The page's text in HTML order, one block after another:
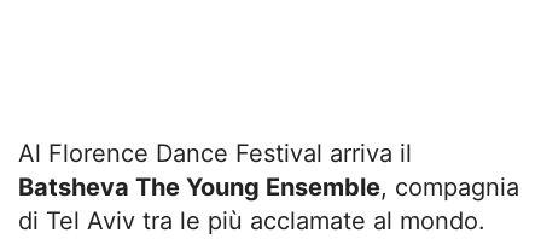
Al Florence Dance Festival arriva il
Batsheva The Young Ensemble, compagnia
di Tel Aviv tra le più acclamate al mondo.